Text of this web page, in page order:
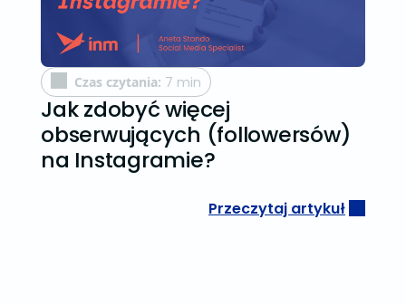
Czas czytania: 7 min
Jak zdobyć więcej
obserwujących (followersów)
na Instagramie?
Przeczytaj artykuł